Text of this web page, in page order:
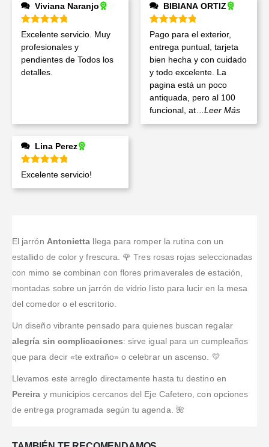
Viviana Naranjo
Valorado en 5 de 5
Excelente servicio. Muy
profesionales y
pendientes de Todos los
detalles.
BIBIANA ORTIZ
Valorado en de 5
Pago para el exterior,
entrega puntual, tarjeta
bien hecha y con cuidado
y todo excelente. La
pagina está un poco
antiquada, pero al 100
funcional, at
...Leer Más
Lina Perez
Valorado en 5 de 5
Excelente servicio!
El jarrón Antonietta llega para romper la rutina con un
estallido de color y frescura. 🌹 Tres rosas rojas seleccionadas
con mimo se combinan con flores primaverales de estación,
montadas sobre un jarrón de vidrio listo para lucir en la mesa
del comedor o el escritorio.
Un diseño vibrante pensado para quienes buscan regalar
alegría sin complicaciones: sirve igual para un cumpleaños
que para decir «te extraño» o celebrar un ascenso. 💛
Llevamos este arreglo directamente hasta tu destino en
Pereira y municipios cercanos del Eje Cafetero, con opciones
de entrega programada según tu agenda. 🌺